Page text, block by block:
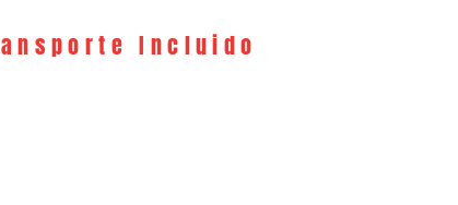
Incluido